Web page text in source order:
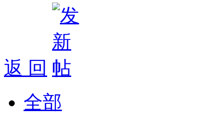
返 回
全部